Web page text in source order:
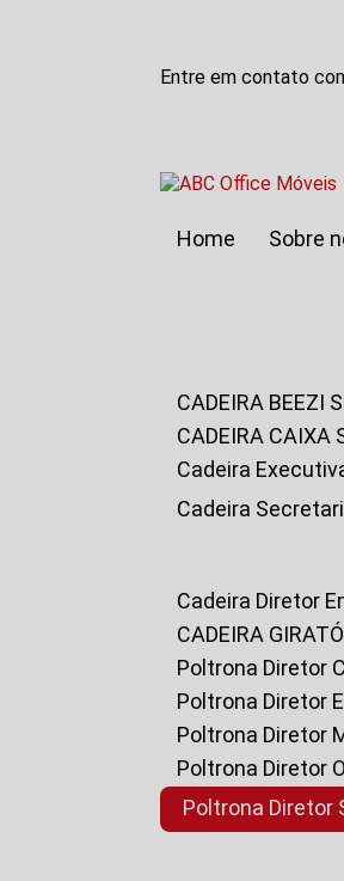
Entre em contato
Home
Sobre
CADEIRA BEEZI
CADEIRA
Cadeira
Cadeira
Cadeira Diretor
CADEIRA
Poltrona Diretor
Poltrona Diretor
Poltrona Diretor
Poltrona Diretor
Poltrona